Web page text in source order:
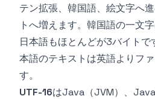
テン拡張、韓国語、絵文字へ
トへ増えます。韓国語の一文
日本語もほとんどが3バイトで
本語のテキストは英語よりフ
す。
UTF-16はJava（JVM）、